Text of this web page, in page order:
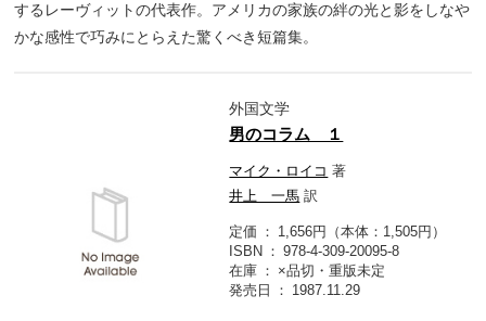
するレーヴィットの代表作。アメリカの家族の絆の光と影をしなや
かな感性で巧みにとらえた驚くべき短篇集。
外国文学
男のコラム １
マイク・ロイコ 著
井上 一馬 訳
定価
1,656円（本体：1,505円）
ISBN
978-4-309-20095-8
在庫
×品切・重版未定
発売日
1987.11.29